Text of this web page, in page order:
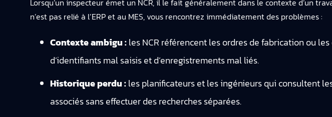
Lorsqu’un inspecteur émet un NCR, il le fait généralement dans le contexte d’un
n’est pas relié à l’ERP et au MES, vous rencontrez immédiatement des problèmes :
Contexte ambigu : les NCR référencent les ordres de fabrication ou
d’identifiants mal saisis et d’enregistrements mal liés.
Historique perdu : les planificateurs et les ingénieurs qui consultent
associés sans effectuer des recherches séparées.